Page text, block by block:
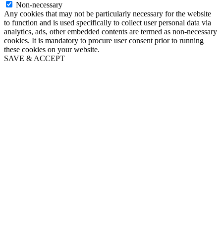
Non-necessary
Any cookies that may not be particularly necessary for the website
to function and is used specifically to collect user personal data via
analytics, ads, other embedded contents are termed as non-necessary
cookies. It is mandatory to procure user consent prior to running
these cookies on your website.
SAVE & ACCEPT